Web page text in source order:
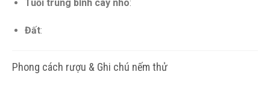
Tuổi trung bình cây nho:
Đất:
Phong cách rượu & Ghi chú nếm thử